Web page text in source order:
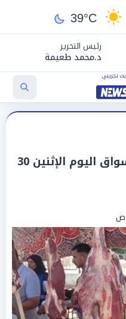
39°C
رئيس التحرير
د.محمد طعيمة
أسعار اللحوم الحمراء بالأسواق اليوم الإثنين 30